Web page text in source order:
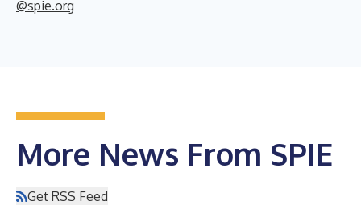
@spie.org
More News From SPIE
Get RSS Feed